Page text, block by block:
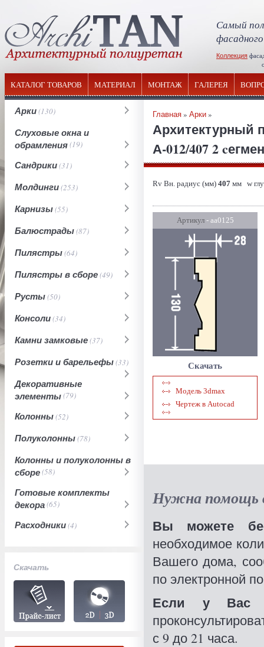
Самый
Коллекция
КАТАЛОГ ТОВАРОВ МАТЕРИАЛ МОНТАЖ ГАЛЕРЕЯ
Арки(130)
Слуховые окна и
обрамления(19)
Сандрики(31)
Молдинги(253)
Карнизы(55)
Балюстрады(87)
Пилястры(64)
Пилястры в сборе(49)
Русты(50)
Консоли(34)
Камни замковые(37)
Розетки и барельефы(33)
Декоративные
элементы(79)
Колонны(52)
Полуколонны(78)
Колонны и полуколонны в
сборе(58)
Готовые комплекты
декора(65)
Расходники(4)
Скачать
Главная» Арки»
Архитектурный
А-012/407 2
Rv Вн. радиус (мм) 407 мм w
Артикул- аа0125
Скачать
Модель 3dmax
Чертеж в Autocad
Нужна помощь
Вы можете
необходимое
Вашего дома,
по электронной
Если у Вас
с 9 до 21 часа.